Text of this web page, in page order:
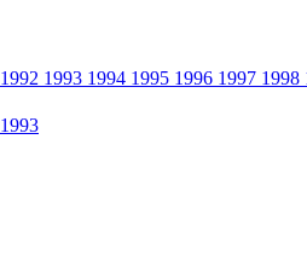
1992 1993 1994 1995 1996 1997 1998
1993